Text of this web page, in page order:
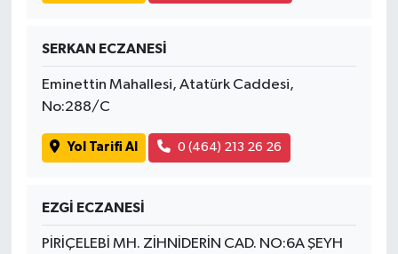
SERKAN ECZANESİ
Eminettin Mahallesi, Atatürk Caddesi,
No:288/C
Yol Tarifi Al 0 (464) 213 26 26
EZGİ ECZANESİ
PİRİÇELEBİ MH. ZİHNİDERİN CAD. NO:6A ŞEYH